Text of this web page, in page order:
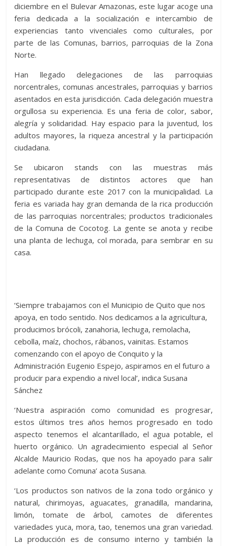
diciembre en el Bulevar Amazonas, este lugar acoge una
feria dedicada a la socialización e intercambio de
experiencias tanto vivenciales como culturales, por
parte de las Comunas, barrios, parroquias de la Zona
Norte.
Han llegado delegaciones de las parroquias
norcentrales, comunas ancestrales, parroquias y barrios
asentados en esta jurisdicción. Cada delegación muestra
orgullosa su experiencia. Es una feria de color, sabor,
alegría y solidaridad. Hay espacio para la juventud, los
adultos mayores, la riqueza ancestral y la participación
ciudadana.
Se ubicaron stands con las muestras más
representativas de distintos actores que han
participado durante este 2017 con la municipalidad. La
feria es variada hay gran demanda de la rica producción
de las parroquias norcentrales; productos tradicionales
de la Comuna de Cocotog. La gente se anota y recibe
una planta de lechuga, col morada, para sembrar en su
casa.
‘Siempre trabajamos con el Municipio de Quito que nos
apoya, en todo sentido. Nos dedicamos a la agricultura,
producimos brócoli, zanahoria, lechuga, remolacha,
cebolla, maíz, chochos, rábanos, vainitas. Estamos
comenzando con el apoyo de Conquito y la
Administración Eugenio Espejo, aspiramos en el futuro a
producir para expendio a nivel local’, indica Susana
Sánchez
‘Nuestra aspiración como comunidad es progresar,
estos últimos tres años hemos progresado en todo
aspecto tenemos el alcantarillado, el agua potable, el
huerto orgánico. Un agradecimiento especial al Señor
Alcalde Mauricio Rodas, que nos ha apoyado para salir
adelante como Comuna’ acota Susana.
‘Los productos son nativos de la zona todo orgánico y
natural, chirimoyas, aguacates, granadilla, mandarina,
limón, tomate de árbol, camotes de diferentes
variedades yuca, mora, tao, tenemos una gran variedad.
La producción es de consumo interno y también la